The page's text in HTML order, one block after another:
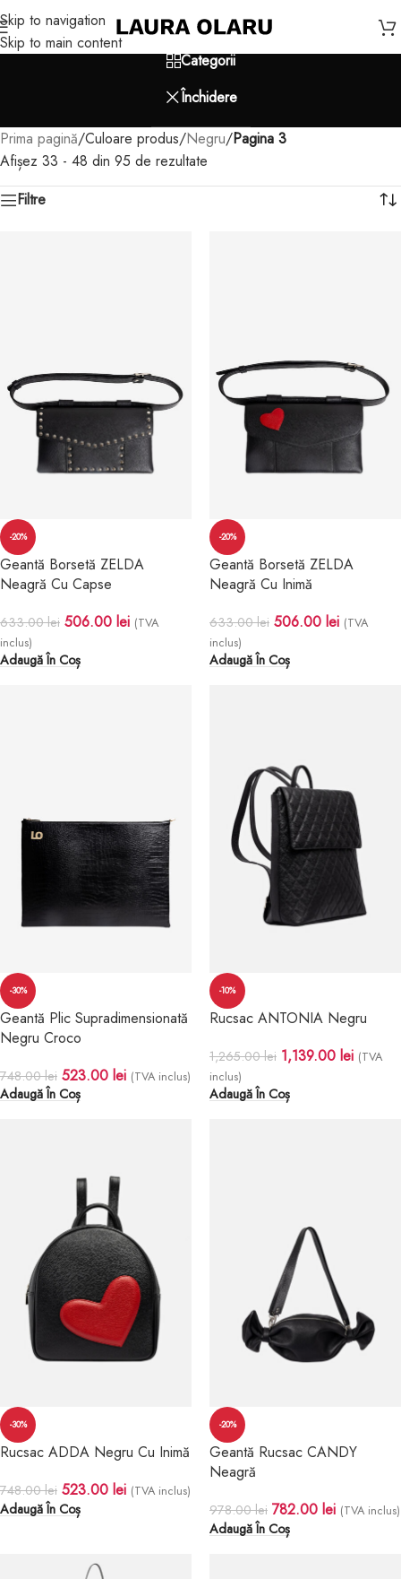
Skip to navigation
Skip to main content
Categorii
Închidere
Prima pagină/Culoare produs/Negru/Pagina 3
Afișez 33 - 48 din 95 de rezultate
Filtre
-20%
Geantă Borsetă ZELDA
Neagră Cu Capse
633.00lei 506.00 lei (TVA
inclus)
Adaugă În Coș
-20%
Geantă Borsetă ZELDA
Neagră Cu Inimă
633.00lei 506.00 lei (TVA
inclus)
Adaugă În Coș
-30%
Geantă Plic Supradimensionată
Negru Croco
748.00lei 523.00 lei (TVA inclus)
Adaugă În Coș
-10%
Rucsac ANTONIA Negru
1,265.00lei 1,139.00 lei (TVA
inclus)
Adaugă În Coș
-30%
Rucsac ADDA Negru Cu Inimă
748.00lei 523.00 lei (TVA inclus)
Adaugă În Coș
-20%
Geantă Rucsac CANDY
Neagră
978.00lei 782.00 lei (TVA inclus)
Adaugă În Coș